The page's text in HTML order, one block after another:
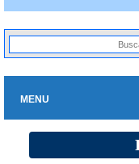
MENU